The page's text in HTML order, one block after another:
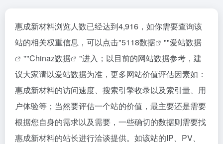
惠成新材料浏览人数已经达到4,916，如你需要查询该
站的相关权重信息，可以点击"5118数据 ""爱站数据
""Chinaz数据
"进入；以目前的网站数据参考，建
议大家请以爱站数据为准，更多网站价值评估因素如：
惠成新材料的访问速度、搜索引擎收录以及索引量、用
户体验等；当然要评估一个站的价值，最主要还是需要
根据您自身的需求以及需要，一些确切的数据则需要找
惠成新材料的站长进行洽谈提供。如该站的IP、PV、